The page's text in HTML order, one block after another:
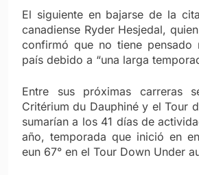
El siguiente en bajarse de la
canadiense Ryder Hesjedal,
confirmó que no tiene pensado
país debido a “una larga
Entre sus próximas carreras
Critérium du Dauphiné y el Tour
sumarían a los 41 días de
año, temporada que inició en
eun 67° en el Tour Down Under